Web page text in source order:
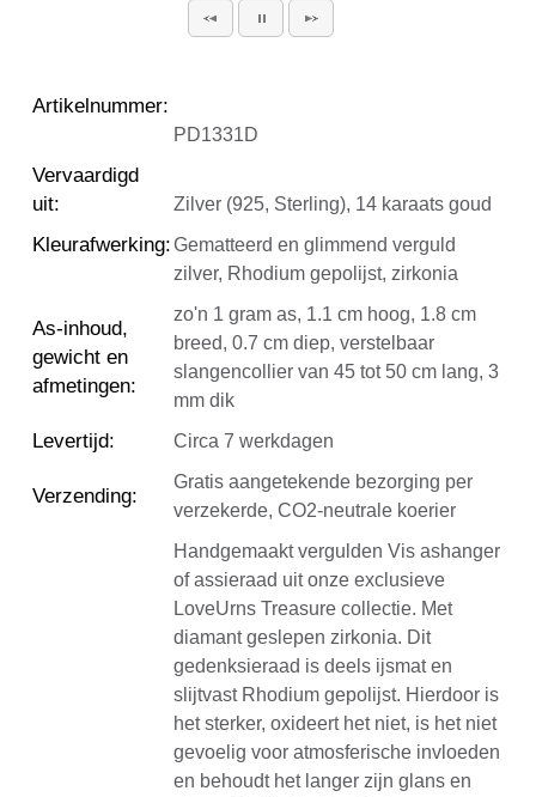
Artikelnummer:
PD1331D
Vervaardigd
uit: Zilver (925, Sterling), 14 karaats goud
Kleurafwerking:Gematteerd en glimmend verguld
zilver, Rhodium gepolijst, zirkonia
As-inhoud,
gewicht en
afmetingen:
zo'n 1 gram as, 1.1 cm hoog, 1.8 cm
breed, 0.7 cm diep, verstelbaar
slangencollier van 45 tot 50 cm lang, 3
mm dik
Levertijd: Circa 7 werkdagen
Verzending:
Gratis aangetekende bezorging per
verzekerde, CO2-neutrale koerier
Handgemaakt vergulden Vis ashanger
of assieraad uit onze exclusieve
LoveUrns Treasure collectie. Met
diamant geslepen zirkonia. Dit
gedenksieraad is deels ijsmat en
slijtvast Rhodium gepolijst. Hierdoor is
het sterker, oxideert het niet, is het niet
gevoelig voor atmosferische invloeden
en behoudt het langer zijn glans en